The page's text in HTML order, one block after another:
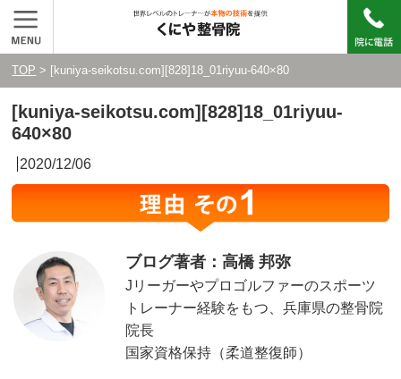
TOP > [kuniya-seikotsu.com][828]18_01riyuu-640×80
[kuniya-seikotsu.com][828]18_01riyuu-
640×80
2020/12/06
ブログ著者：高橋 邦弥
Jリーガーやプロゴルファーのスポーツ
トレーナー経験をもつ、兵庫県の整骨院
院長
国家資格保持（柔道整復師）